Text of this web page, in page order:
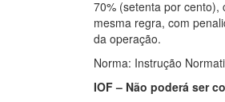
70% (setenta por cento),
mesma regra, com
da operação.
Norma: Instrução
IOF – Não poderá ser